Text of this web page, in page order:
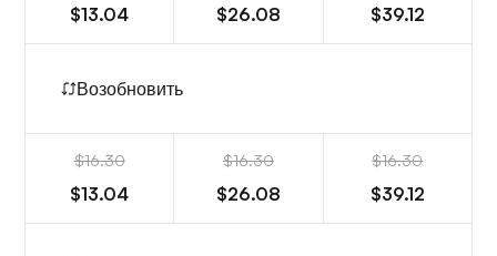
$13.04 $26.08 $39.12
Возобновить
$16.30
$13.04
$16.30
$26.08
$16.30
$39.12